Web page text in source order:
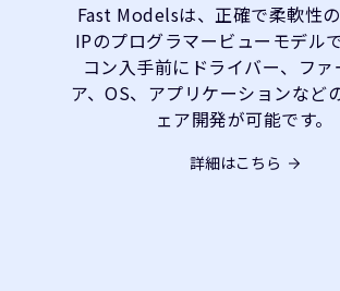
Fast Modelsは、正確で柔軟性
IPのプログラマービューモデル
コン入手前にドライバー、ファ
ア、OS、アプリケーションなど
ェア開発が可能です。
詳細はこちら